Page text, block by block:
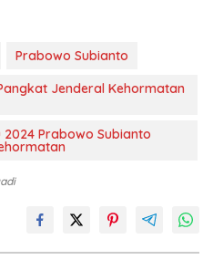
Prabowo Subianto
Jenderal Kehormatan
2024 Prabowo Subianto